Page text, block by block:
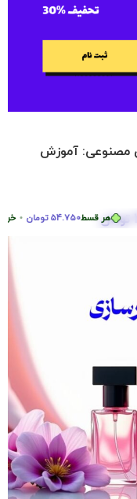
هر قسط54.750تومان • خرید
مصنوعی: آموزش
تومان